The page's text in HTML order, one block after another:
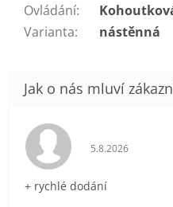
Ovládání:
Varianta: nástěnná
Hodnocení
5.8.2026
+ rychlé dodání